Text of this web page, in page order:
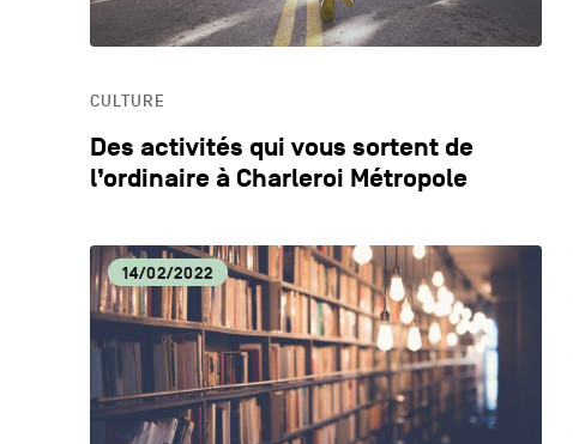
CULTURE
Des activités qui vous sortent de
l’ordinaire à Charleroi Métropole
14/02/2022